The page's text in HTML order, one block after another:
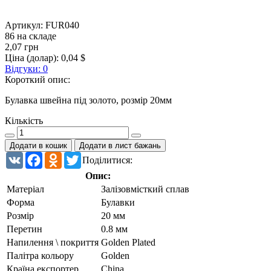
Артикул: FUR040
86 на складе
2,07 грн
Ціна (долар): 0,04 $
Відгуки: 0
Короткий опис:
Булавка швейна під золото, розмір 20мм
Кількість
Додати в кошик Додати в лист бажань
Поділитися:
VK FacebookOdnoklassniki
Twitter
Опис:
Матеріал
Залізовмісткий сплав
Форма
Булавки
Розмір
20 мм
Перетин
0.8 мм
Напилення \ покриття Golden Plated
Палітра кольору
Golden
Країна експортер
China